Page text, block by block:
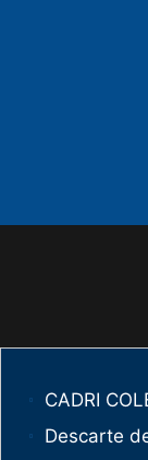
CADRI
Descarte